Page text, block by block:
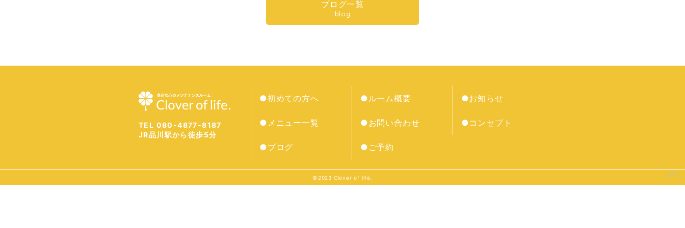
ブログ一覧
blog
TEL 080-4877-8187
JR品川駅から徒歩5分
●初めての方へ ●ルーム概要 ●お知らせ
●メニュー一覧 ●お問い合わせ ●コンセプト
●ブログ ●ご予約
©︎2023 Clover of life.